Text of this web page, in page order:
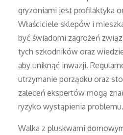
gryzoniami jest profilaktyka
Właściciele sklepów i
być świadomi zagrożeń
tych szkodników oraz
aby uniknąć inwazji.
utrzymanie porządku oraz
zaleceń ekspertów mogą
ryzyko wystąpienia problemu.
Walka z pluskwami